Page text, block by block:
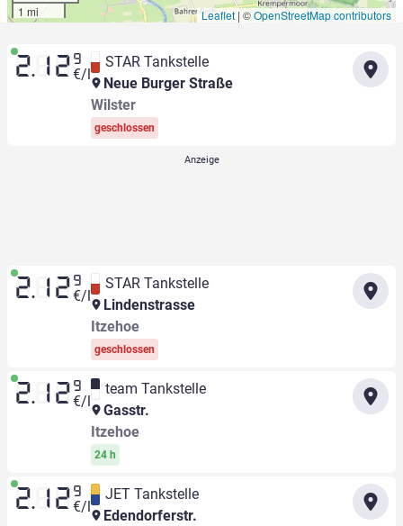
1 mi
Leaflet | ©OpenStreetMap contributors
2.12 9
€/l
STAR Tankstelle
Neue Burger Straße
Wilster
geschlossen
2.12 9
€/l
STAR Tankstelle
Lindenstrasse
Itzehoe
geschlossen
2.12 9
€/l
team Tankstelle
Gasstr.
Itzehoe
24 h
2.12 9
€/l
JET Tankstelle
Edendorferstr.